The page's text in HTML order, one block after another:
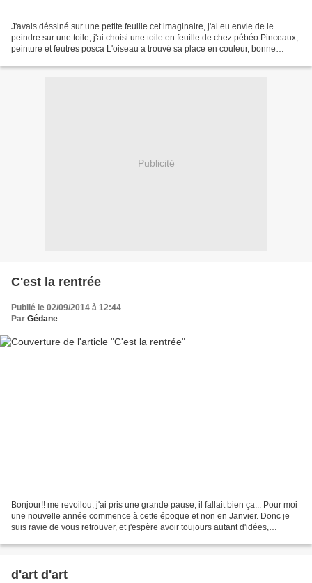
J'avais déssiné sur une petite feuille cet imaginaire, j'ai eu envie de le
peindre sur une toile, j'ai choisi une toile en feuille de chez pébéo Pinceaux,
peinture et feutres posca L'oiseau a trouvé sa place en couleur, bonne
Publicité
C'est la rentrée
Publié le 02/09/2014 à 12:44
Par Gédane
Bonjour!! me revoilou, j'ai pris une grande pause, il fallait bien ça... Pour moi
une nouvelle année commence à cette époque et non en Janvier. Donc je
suis ravie de vous retrouver, et j'espère avoir toujours autant d'idées,
d'art d'art